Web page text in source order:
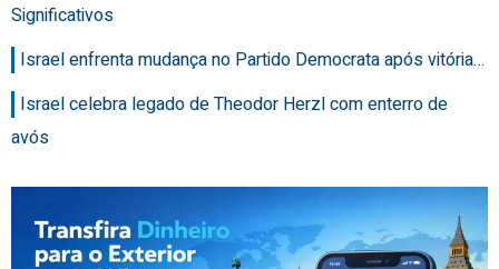
Significativos
Israel enfrenta mudança no Partido Democrata após vitória…
Israel celebra legado de Theodor Herzl com enterro de
avós